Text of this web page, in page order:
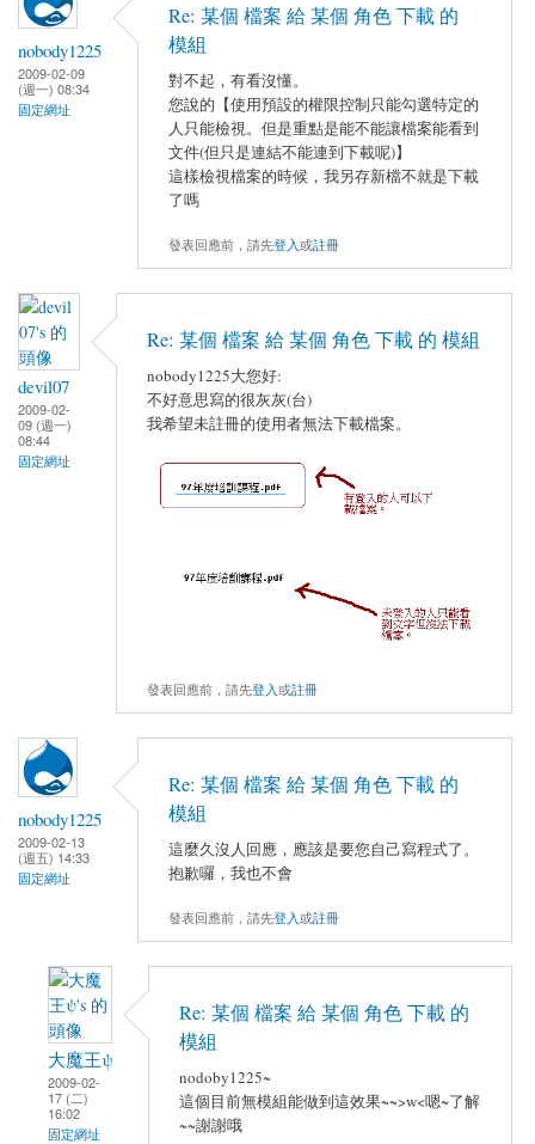
nobody1225
2009-02-09
(週一) 08:34
固定網址
Re: 某個 檔案 給 某個 角色 下載 的
模組
對不起，有看沒懂。
您說的【使用預設的權限控制只能勾選特定的
人只能檢視。但是重點是能不能讓檔案能看到
文件(但只是連結不能連到下載呢)】
這樣檢視檔案的時候，我另存新檔不就是下載
了嗎
發表回應前，請先登入或註冊
devil07
2009-02-
09 (週一)
08:44
固定網址
Re: 某個 檔案 給 某個 角色 下載 的 模組
nobody1225大您好:
不好意思寫的很灰灰(台)
我希望未註冊的使用者無法下載檔案。
發表回應前，請先登入或註冊
nobody1225
2009-02-13
(週五) 14:33
固定網址
Re: 某個 檔案 給 某個 角色 下載 的
模組
這麼久沒人回應，應該是要您自己寫程式了。
抱歉囉，我也不會
發表回應前，請先登入或註冊
大魔王ψ
2009-02-
17 (二)
16:02
固定網址
Re: 某個 檔案 給 某個 角色 下載 的
模組
nodoby1225~
這個目前無模組能做到這效果~~>w<嗯~了解
~~謝謝哦